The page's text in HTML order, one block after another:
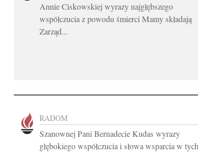
Annie Ciskowskiej wyrazy najgłębszego
współczucia z powodu śmierci Mamy składają
Zarząd...
RADOM
Szanownej Pani Bernadecie Kudas wyrazy
głębokiego współczucia i słowa wsparcia w